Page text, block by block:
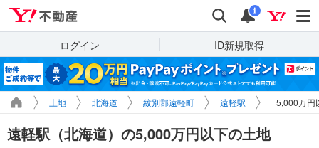
検索 通知
i
ログイン ID新規取得
土地 北海道 紋別郡遠軽町 遠軽駅 5,000万円
遠軽駅（北海道）の5,000万円以下の土地